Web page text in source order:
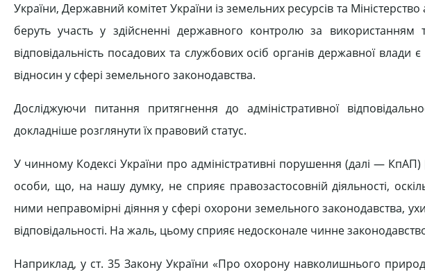
України, Державний комі­тет України із земельних ресурсів та
беруть участь у здійсненні державного контролю за
відповідаль­ність посадових та службових осіб органів державної
відносин у сфері земельного законо­давства.
Досліджуючи питання притягнен­ня до адміністративної
докладніше розглянути їх правовий статус.
У чинному Кодексі України про адміністративні порушення (далі — КпАП)
особи, що, на нашу думку, не сприяє правозастосовній діяльності,
ними не­правомірні діяння у сфері охорони зе­мельного законодавства,
відповідальності. На жаль, цьому сприяє недосконале чинне
Наприклад, у ст. 35 Закону України «Про охорону навколишнього